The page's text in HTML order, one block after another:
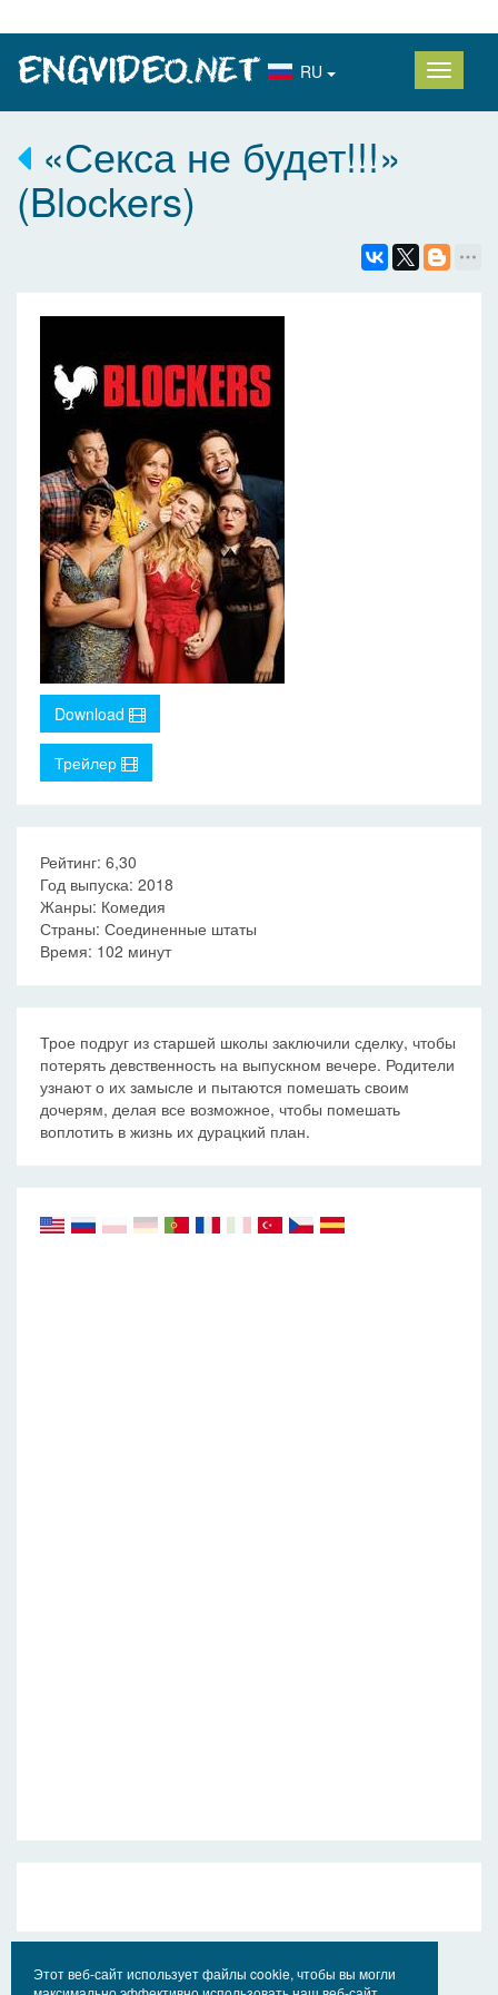
RU
«Секса не будет!!!»
(Blockers)
Download
Трейлер
Рейтинг: 6,30
Год выпуска: 2018
Жанры: Комедия
Страны: Соединенные штаты
Время: 102 минут
Трое подруг из старшей школы заключили сделку, чтобы
потерять девственность на выпускном вечере. Родители
узнают о их замысле и пытаются помешать своим
дочерям, делая все возможное, чтобы помешать
воплотить в жизнь их дурацкий план.
Этот веб-сайт использует файлы cookie, чтобы вы могли